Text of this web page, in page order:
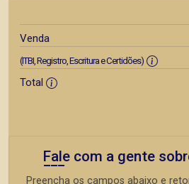
Venda
(ITBI, Registro, Escritura e Certidões)
Total
Fale com a gente
Preencha os campos abaixo e